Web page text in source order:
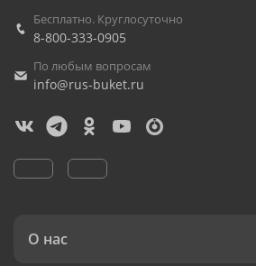
Бесплатно. Круглосуточно
8-800-333-0905
По любым вопросам
info@rus-buket.ru
О нас